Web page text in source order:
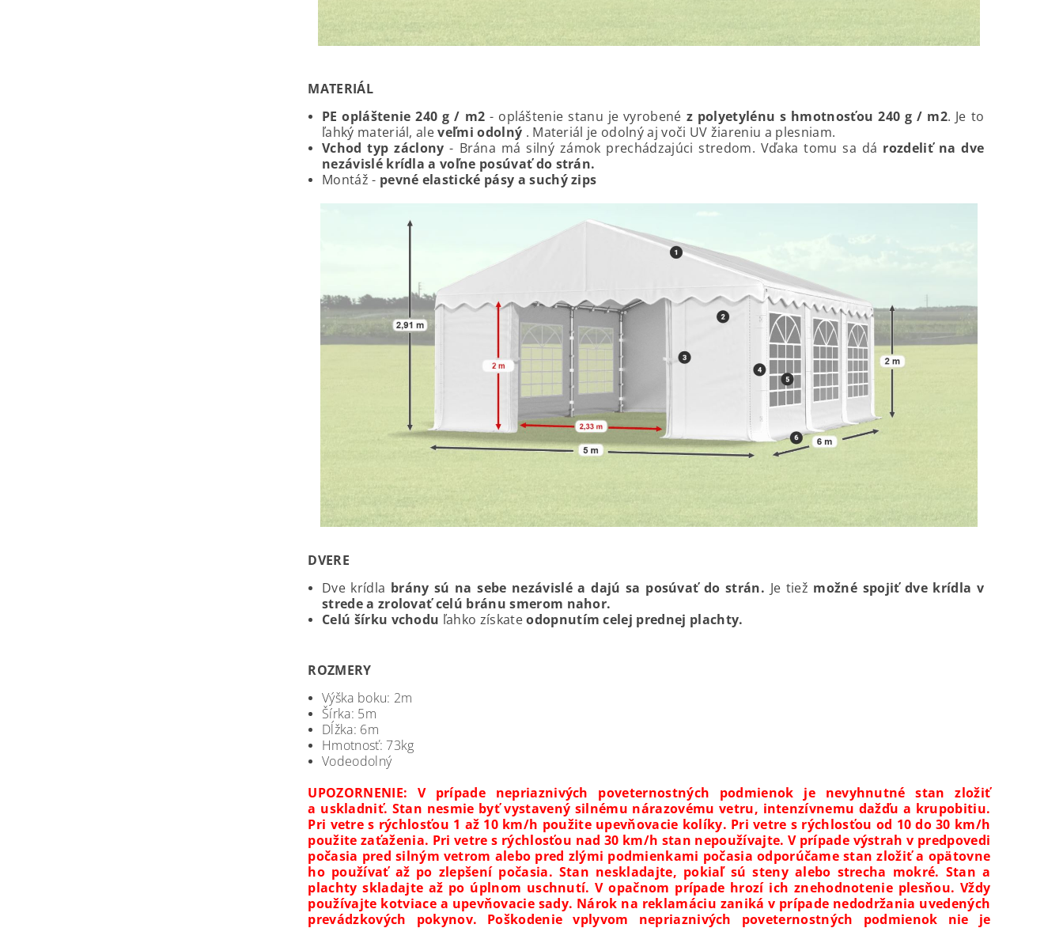
MATERIÁL
PE opláštenie 240 g / m2 - opláštenie stanu je vyrobené z polyetylénu s hmotnosťou 240 g / m2. Je to
ľahký materiál, aleveľmi odolný . Materiál je odolný aj voči UV žiareniu a plesniam.
Vchod typ záclony - Brána má silný zámok prechádzajúci stredom. Vďaka tomu sa dá rozdeliť na dve
nezávislé krídla a voľne posúvať do strán.
Montáž - pevné elastické pásy a suchý zips
DVERE
Dve krídla brány sú na sebe nezávislé a dajú sa posúvať do strán. Je tiež možné spojiť dve krídla v
strede a zrolovať celú bránu smerom nahor.
Celú šírku vchodu ľahko získateodopnutím celej prednej plachty.
ROZMERY
Výška boku: 2m
Šírka: 5m
Dĺžka: 6m
Hmotnosť: 73kg
Vodeodolný
UPOZORNENIE: V prípade nepriaznivých poveternostných podmienok je nevyhnutné stan zložiť
a uskladniť. Stan nesmie byť vystavený silnému nárazovému vetru, intenzívnemu dažďu a krupobitiu.
Pri vetre s rýchlosťou 1 až 10 km/h použite upevňovacie kolíky. Pri vetre s rýchlosťou od 10 do 30 km/h
použite zaťaženia. Pri vetre s rýchlosťou nad 30 km/h stan nepoužívajte. V prípade výstrah v predpovedi
počasia pred silným vetrom alebo pred zlými podmienkami počasia odporúčame stan zložiť a opätovne
ho používať až po zlepšení počasia. Stan neskladajte, pokiaľ sú steny alebo strecha mokré. Stan a
plachty skladajte až po úplnom uschnutí. V opačnom prípade hrozí ich znehodnotenie plesňou. Vždy
používajte kotviace a upevňovacie sady. Nárok na reklamáciu zaniká v prípade nedodržania uvedených
prevádzkových pokynov. Poškodenie vplyvom nepriaznivých poveternostných podmienok nie je